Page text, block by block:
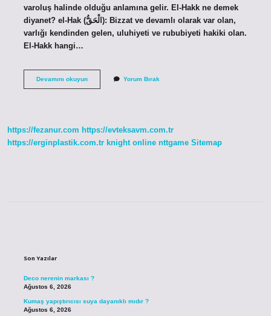
varoluş halinde olduğu anlamına gelir. El-Hakk ne demek
diyanet? el-Hak (الْحَقُّ): Bizzat ve devamlı olarak var olan,
varlığı kendinden gelen, uluhiyeti ve rububiyeti hakiki olan.
El-Hakk hangi…
Devamını okuyunHakk
Yorum Bırak
https://fezanur.com https://evteksavm.com.tr
https://erginplastik.com.tr knight online nttgame Sitemap
Son Yazılar
Deco nerenin markası ?
Ağustos 6, 2026
Kumaş yapıştırıcısı suya dayanıklı mıdır ?
Ağustos 6, 2026